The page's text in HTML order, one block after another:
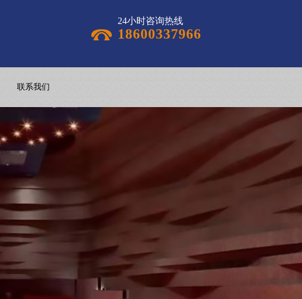
24小时咨询热线
18600337966
联系我们